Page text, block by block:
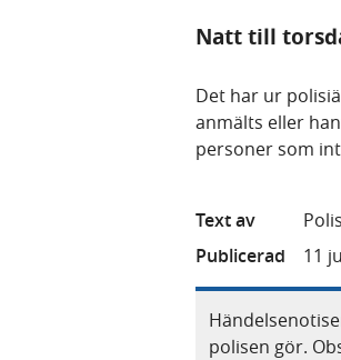
Natt till
Det har ur
anmälts eller
personer som
Text av
Publicerad
11
polisen gör.